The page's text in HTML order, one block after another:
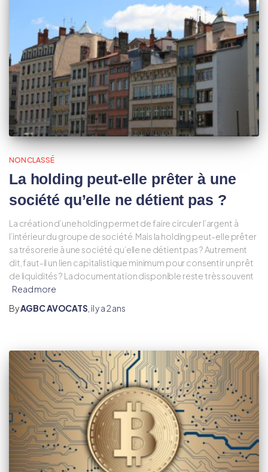
NON CLASSÉ
La holding peut-elle prêter à une
société qu’elle ne détient pas ?
La création d’une holding permet de faire circuler l’argent à
l’intérieur du groupe de société. Mais la holding peut-elle prêter
sa trésorerie à une société qu’elle ne détient pas ? Autrement
dit, faut-il un lien capitalistique minimum pour consentir un prêt
de liquidités ? La documentation disponible reste très souvent
Read more
ByAGBC AVOCATS il y a2 ans